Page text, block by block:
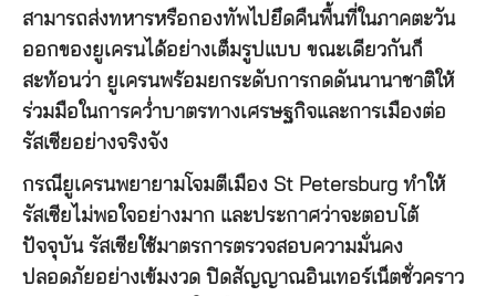
สามารถส่งทหารหรือกองทัพไปยึดคืนพื้นที่ในภาคตะวัน
ออกของยูเครนได้อย่างเต็มรูปแบบ ขณะเดียวกันก็
สะท้อนว่า ยูเครนพร้อมยกระดับการกดดันนานาชาติให้
ร่วมมือในการคว่ำบาตรทางเศรษฐกิจและการเมืองต่อ
รัสเซียอย่างจริงจัง
กรณียูเครนพยายามโจมตีเมือง St Petersburg ทำให้
รัสเซียไม่พอใจอย่างมาก และประกาศว่าจะตอบโต้
ปัจจุบัน รัสเซียใช้มาตรการตรวจสอบความมั่นคง
ปลอดภัยอย่างเข้มงวด ปิดสัญญาณอินเทอร์เน็ตชั่วคราว